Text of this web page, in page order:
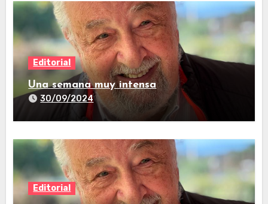
Editorial
Una semana muy intensa
30/09/2024
Editorial